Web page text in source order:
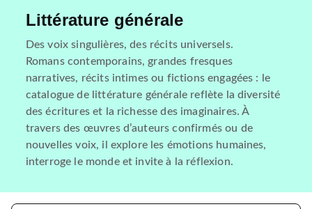
Littérature générale
Des voix singulières, des récits universels.
Romans contemporains, grandes fresques
narratives, récits intimes ou fictions engagées : le
catalogue de littérature générale reflète la diversité
des écritures et la richesse des imaginaires. À
travers des œuvres d’auteurs confirmés ou de
nouvelles voix, il explore les émotions humaines,
interroge le monde et invite à la réflexion.